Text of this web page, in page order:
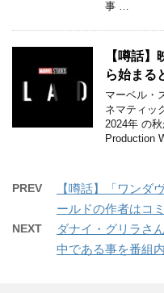
事 …
【噂話
ら始まる
マーベル・
ネマティッ
2024年 の
Production
PREV
【噂話】「ワンダ
ールドの作者はコ
NEXT
ダナイ・グリラさ
中である事を番組